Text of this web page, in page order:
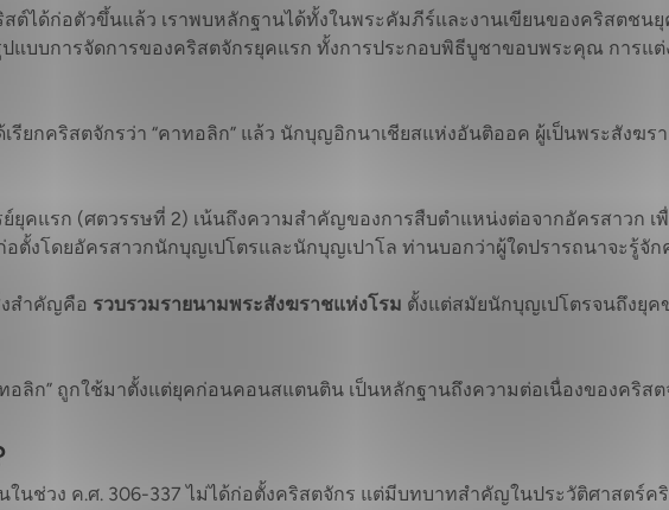
ต์ได้ก่อตัวขึ้นแล้ว เราพบหลักฐานได้ทั้งในพระคัมภีร์และงานเขียนของคริสตช
แบบการจัดการของคริสตจักรยุคแรก ทั้งการประกอบพิธีบูชาขอบพระคุณ การแ
รียกคริสตจักรว่า “คาทอลิก” แล้ว นักบุญอิกนาเชียสแห่งอันติออค ผู้เป็นพระสัง
ยุคแรก (ศตวรรษที่ 2) เน้นถึงความสำคัญของการสืบตำแหน่งต่อจากอัครสาวก
ตั้งโดยอัครสาวกนักบุญเปโตรและนักบุญเปาโล ท่านบอกว่าผู้ใดปรารถนาจะรู้จั
งสำคัญคือ รวบรวมรายนามพระสังฆราชแห่งโรม ตั้งแต่สมัยนักบุญเปโตรจนถึงยุค
อลิก” ถูกใช้มาตั้งแต่ยุคก่อนคอนสแตนติน เป็นหลักฐานถึงความต่อเนื่องของคริส
นช่วง ค.ศ. 306-337 ไม่ได้ก่อตั้งคริสตจักร แต่มีบทบาทสำคัญในประวัติศาสตร์